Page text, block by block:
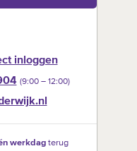
inloggen
(9:00 –‍ 12:00)
werkdagterug